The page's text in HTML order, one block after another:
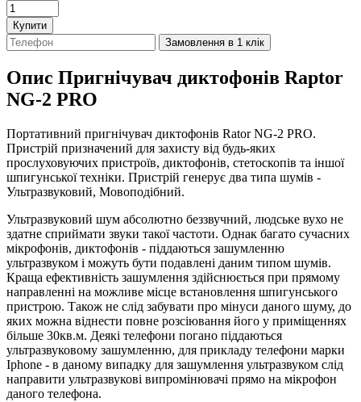
Купити
Замовлення в 1 клік
Опис Пригнічувач диктофонів Raptor
NG-2 PRO
Портативний пригнічувач диктофонів Rator NG-2 PRO.
Пристрій призначений для захисту від будь-яких
прослуховуючих пристроїв, диктофонів, стетоскопів та іншої
шпигунської техніки. Пристрій генерує два типа шумів -
Ультразвуковий, Мовоподібний.
Ультразвуковий шум абсолютно беззвучний, людське вухо не
здатне сприймати звуки такої частоти. Однак багато сучасних
мікрофонів, диктофонів - піддаються зашумленню
ультразвуком і можуть бути подавлені даним типом шумів.
Краща ефективність зашумлення здійснюється при прямому
направленні на можливе місце встановлення шпигунського
пристрою. Також не слід забувати про мінуси даного шуму, до
яких можна віднести повне розсіювання його у приміщеннях
більше 30кв.м. Деякі телефони погано піддаються
ультразвуковому зашумленню, для прикладу телефони марки
Iphone - в даному випадку для зашумлення ультразвуком слід
направити ультразвукові випромінювачі прямо на мікрофон
даного телефона.